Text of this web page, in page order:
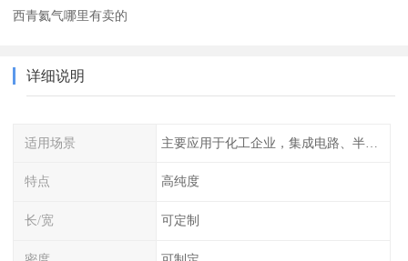
西青氦气哪里有卖的
详细说明
适用场景 主要应用于化工企业，集成电路、半导体、光伏电池
特点 高纯度
长/宽 可定制